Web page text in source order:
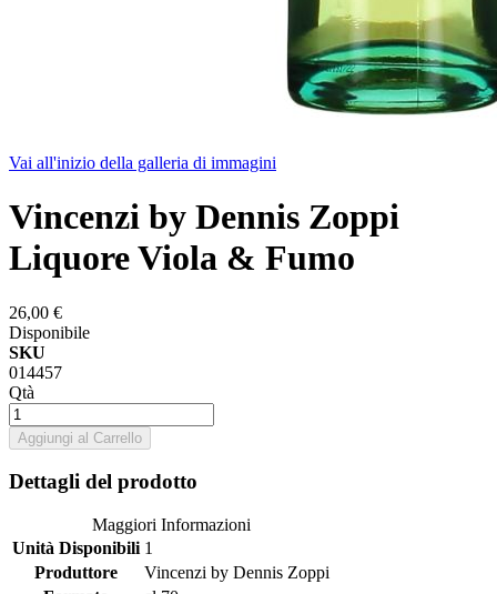
Vai all'inizio della galleria di immagini
Vincenzi by Dennis Zoppi
Liquore Viola & Fumo
26,00 €
Disponibile
SKU
014457
Qtà
Aggiungi al Carrello
Dettagli del prodotto
Maggiori Informazioni
Unità Disponibili 1
Produttore
Vincenzi by Dennis Zoppi